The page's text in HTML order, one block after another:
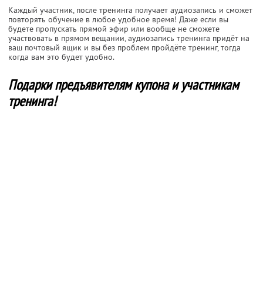
Каждый участник, после тренинга получает аудиозапись и сможет
повторять обучение в любое удобное время! Даже если вы
будете пропускать прямой эфир или вообще не сможете
участвовать в прямом вещании, аудиозапись тренинга придёт на
ваш почтовый ящик и вы без проблем пройдёте тренинг, тогда
когда вам это будет удобно.
Подарки предъявителям купона и участникам
тренинга!